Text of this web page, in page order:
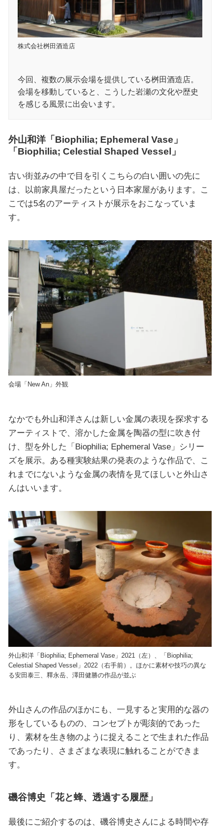
株式会社桝田酒造店
今回、複数の展示会場を提供している桝田酒造店。
会場を移動していると、こうした岩瀬の文化や歴史
を感じる風景に出会います。
外山和洋「Biophilia; Ephemeral Vase」
「Biophilia; Celestial Shaped Vessel」
古い街並みの中で目を引くこちらの白い囲いの先に
は、以前家具屋だったという日本家屋があります。こ
こでは5名のアーティストが展示をおこなっていま
す。
会場「New An」外観
なかでも外山和洋さんは新しい金属の表現を探求する
アーティストで、溶かした金属を陶器の型に吹き付
け、型を外した「Biophilia; Ephemeral Vase」シリー
ズを展示。ある種実験結果の発表のような作品で、こ
れまでにないような金属の表情を見てほしいと外山さ
んはいいます。
外山和洋「Biophilia; Ephemeral Vase」2021（左）、「Biophilia;
Celestial Shaped Vessel」2022（右手前）。ほかに素材や技巧の異な
る安田泰三、釋永岳、澤田健勝の作品が並ぶ
外山さんの作品のほかにも、一見すると実用的な器の
形をしているものの、コンセプトが彫刻的であった
り、素材を生き物のように捉えることで生まれた作品
であったり、さまざまな表現に触れることができま
す。
磯谷博史「花と蜂、透過する履歴」
最後にご紹介するのは、磯谷博史さんによる時間や存